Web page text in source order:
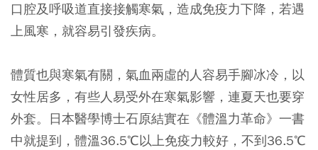
口腔及呼吸道直接接觸寒氣，造成免疫力下降，若遇
上風寒，就容易引發疾病。
體質也與寒氣有關，氣血兩虛的人容易手腳冰冷，以
女性居多，有些人易受外在寒氣影響，連夏天也要穿
外套。日本醫學博士石原結實在《體溫力革命》一書
中就提到，體溫36.5℃以上免疫力較好，不到36.5℃